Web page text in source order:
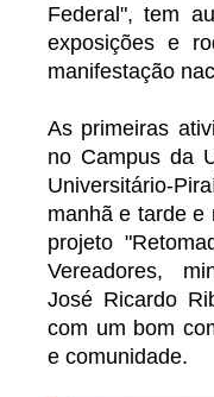
Federal", tem
exposições e
manifestação
As primeiras
no Campus da
Universitário-
manhã e tarde e
projeto
Vereadores,
José Ricardo
com um bom
e comunidade.